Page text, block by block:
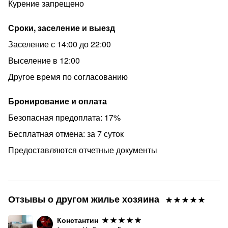
дни повышенного спроса!
✅При длительном проживании,но не более 1-го
месяца, возможна скидка!
✅Для брони предоплата, принимаем все виды оплаты:
Наличные и безналичный расчет с предоставлением
чека об оплате.
***МЫ РАДЫ КАЖДОМУ ГОСТЮ***
Курение запрещено
Сроки, заселение и выезд
Заселение с 14:00 до 22:00
Выселение в 12:00
Другое время по согласованию
Бронирование и оплата
Безопасная предоплата: 17%
Бесплатная отмена: за 7 суток
Предоставляются отчетные документы
Отзывы о другом жилье хозяина
Константин